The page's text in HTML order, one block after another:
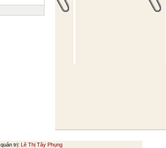
quản trị: Lê Thị Tây Phụng